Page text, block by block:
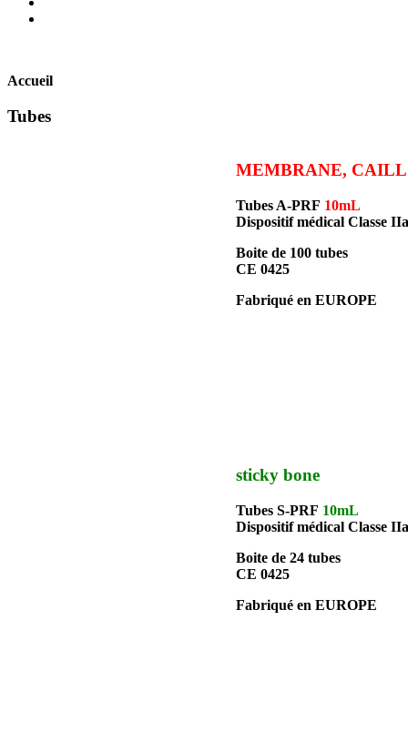
Accueil
Tubes
MEMBRANE,
Tubes A-PRF 10mL
Dispositif médical Classe
Boite de 100 tubes
CE 0425
Fabriqué en EUROPE
sticky bone
Tubes S-PRF 10mL
Dispositif médical Classe
Boite de 24 tubes
CE 0425
Fabriqué en EUROPE